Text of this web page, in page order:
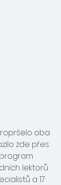
oba
zde přes
lektorů
a 17